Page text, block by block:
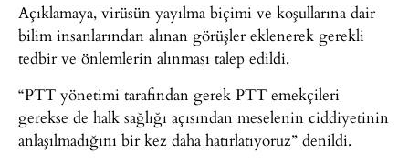
Açıklamaya, virüsün yayılma biçimi ve koşullarına dair
bilim insanlarından alınan görüşler eklenerek gerekli
tedbir ve önlemlerin alınması talep edildi.
“PTT yönetimi tarafından gerek PTT emekçileri
gerekse de halk sağlığı açısından meselenin ciddiyetinin
anlaşılmadığını bir kez daha hatırlatıyoruz” denildi.